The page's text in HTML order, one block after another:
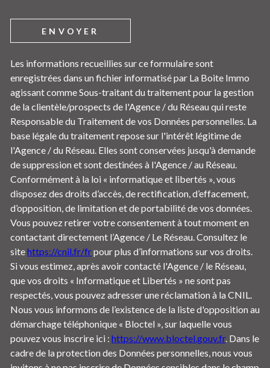
ENVOYER
Les informations recueillies sur ce formulaire sont
enregistrées dans un fichier informatisé par La Boite Immo
agissant comme Sous-traitant du traitement pour la gestion
de la clientèle/prospects de l'Agence / du Réseau qui reste
Responsable du Traitement de vos Données personnelles. La
base légale du traitement repose sur l'intérêt légitime de
l'Agence / du Réseau. Elles sont conservées jusqu'à demande
de suppression et sont destinées à l'Agence / au Réseau.
Conformément à la loi « informatique et libertés », vous
disposez des droits d’accès, de rectification, d’effacement,
d’opposition, de limitation et de portabilité de vos données.
Vous pouvez retirer votre consentement à tout moment en
contactant directement l’Agence / Le Réseau. Consultez le
sitehttps://cnil.fr/frpour plus d’informations sur vos droits.
Si vous estimez, après avoir contacté l'Agence / le Réseau,
que vos droits « Informatique et Libertés » ne sont pas
respectés, vous pouvez adresser une réclamation à la CNIL.
Nous vous informons de l’existence de la liste d'opposition au
démarchage téléphonique « Bloctel », sur laquelle vous
pouvez vous inscrire ici : https://www.bloctel.gouv.fr. Dans le
cadre de la protection des Données personnelles, nous vous